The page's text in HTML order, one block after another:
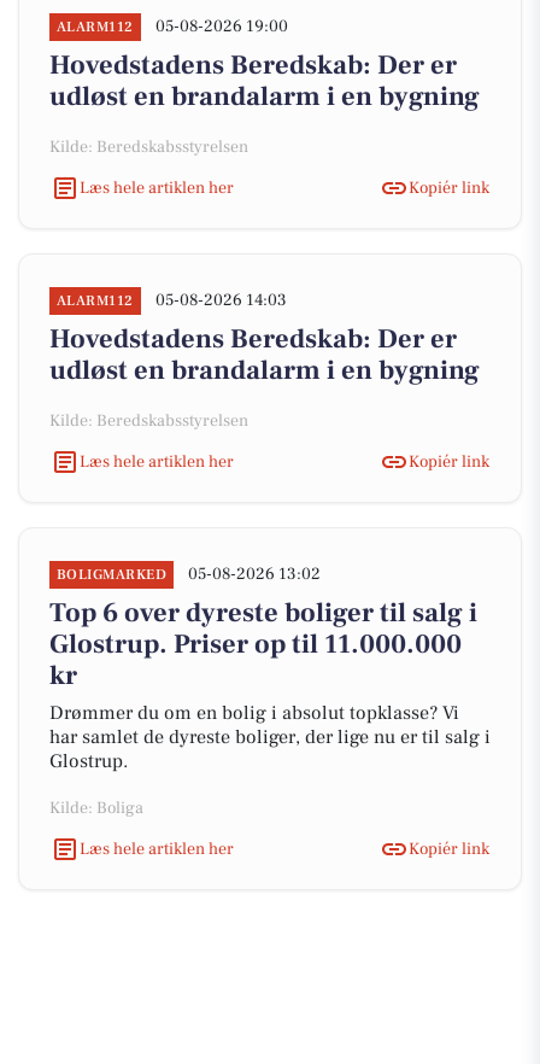
ALARM112 05-08-2026 19:00
Hovedstadens Beredskab: Der er
udløst en brandalarm i en bygning
Kilde: Beredskabsstyrelsen
Læs hele artiklen her
Kopiér link
ALARM112 05-08-2026 14:03
Hovedstadens Beredskab: Der er
udløst en brandalarm i en bygning
Kilde: Beredskabsstyrelsen
Læs hele artiklen her
Kopiér link
BOLIGMARKED 05-08-2026 13:02
Top 6 over dyreste boliger til salg i
Glostrup. Priser op til 11.000.000
kr
Drømmer du om en bolig i absolut topklasse? Vi
har samlet de dyreste boliger, der lige nu er til salg i
Glostrup.
Kilde: Boliga
Læs hele artiklen her
Kopiér link